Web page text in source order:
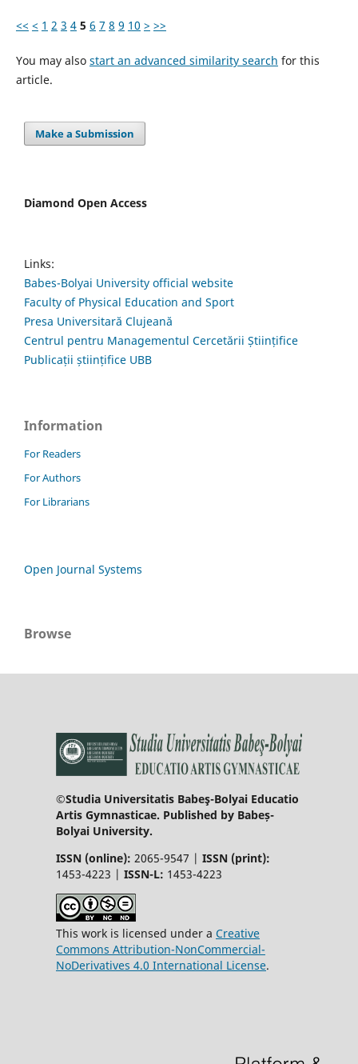
<< < 1 2 3 4 5 6 7 8 9 10 > >>
You may also start an advanced similarity search for this
article.
Make a Submission
Diamond Open Access
Links:
Babes-Bolyai University official website
Faculty of Physical Education and Sport
Presa Universitară Clujeană
Centrul pentru Managementul Cercetării Științifice
Publicații științifice UBB
Information
For Readers
For Authors
For Librarians
Open Journal Systems
Browse
©Studia Universitatis Babeş-Bolyai Educatio
Artis Gymnasticae. Published by Babeș-
Bolyai University.
ISSN (online): 2065-9547 | ISSN (print):
1453-4223 | ISSN-L: 1453-4223
This work is licensed under a Creative
Commons Attribution-NonCommercial-
NoDerivatives 4.0 International License.